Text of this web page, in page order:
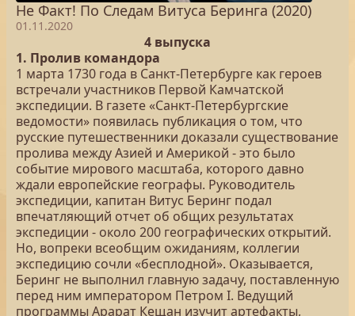
Не Факт! По Следам Витуса Беринга (2020)
01.11.2020
4 выпуска
1. Пролив командора
1 марта 1730 года в Санкт-Петербурге как героев
встречали участников Первой Камчатской
экспедиции. В газете «Санкт-Петербургские
ведомости» появилась публикация о том, что
русские путешественники доказали существование
пролива между Азией и Америкой - это было
событие мирового масштаба, которого давно
ждали европейские географы. Руководитель
экспедиции, капитан Витус Беринг подал
впечатляющий отчет об общих результатах
экспедиции - около 200 географических открытий.
Но, вопреки всеобщим ожиданиям, коллегии
экспедицию сочли «бесплодной». Оказывается,
Беринг не выполнил главную задачу, поставленную
перед ним императором Петром I. Ведущий
программы Арарат Кещан изучит артефакты,